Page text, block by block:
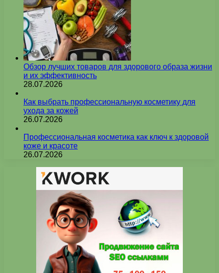
Обзор лучших товаров для здорового образа жизни
и их эффективность
28.07.2026
Как выбрать профессиональную косметику для
ухода за кожей
26.07.2026
Профессиональная косметика как ключ к здоровой
коже и красоте
26.07.2026